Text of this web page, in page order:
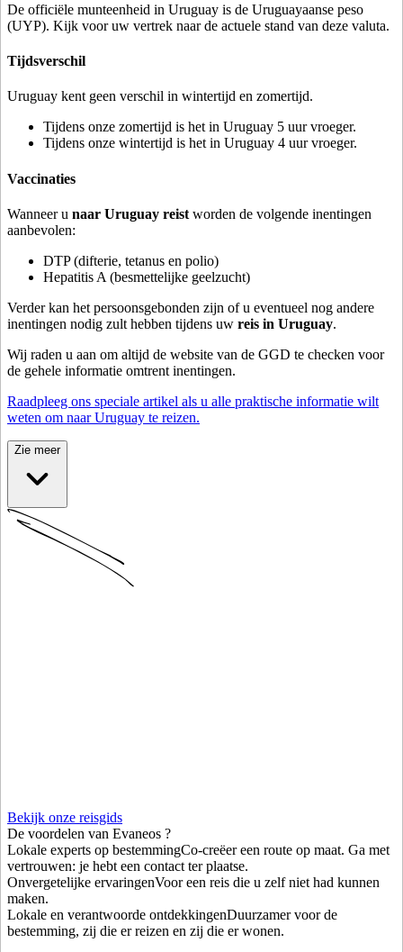
De officiële munteenheid in Uruguay is de Uruguayaanse peso
(UYP). Kijk voor uw vertrek naar de actuele stand van deze valuta.
Tijdsverschil
Uruguay kent geen verschil in wintertijd en zomertijd.
Tijdens onze zomertijd is het in Uruguay 5 uur vroeger.
Tijdens onze wintertijd is het in Uruguay 4 uur vroeger.
Vaccinaties
Wanneer u naar Uruguay reist worden de volgende inentingen
aanbevolen:
DTP (difterie, tetanus en polio)
Hepatitis A (besmettelijke geelzucht)
Verder kan het persoonsgebonden zijn of u eventueel nog andere
inentingen nodig zult hebben tijdens uw reis in Uruguay.
Wij raden u aan om altijd de website van de GGD te checken voor
de gehele informatie omtrent inentingen.
Raadpleeg ons speciale artikel als u alle praktische informatie wilt
weten om naar Uruguay te reizen.
Zie meer
Bekijk onze reisgids
De voordelen van Evaneos ?
Lokale experts op bestemmingCo-creëer een route op maat. Ga met
vertrouwen: je hebt een contact ter plaatse.
Onvergetelijke ervaringenVoor een reis die u zelf niet had kunnen
maken.
Lokale en verantwoorde ontdekkingenDuurzamer voor de
bestemming, zij die er reizen en zij die er wonen.